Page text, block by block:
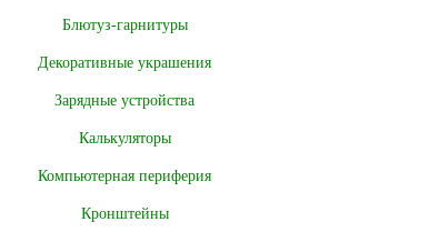
Блютуз-гарнитуры
Декоративные украшения
Зарядные устройства
Калькуляторы
Компьютерная периферия
Кронштейны